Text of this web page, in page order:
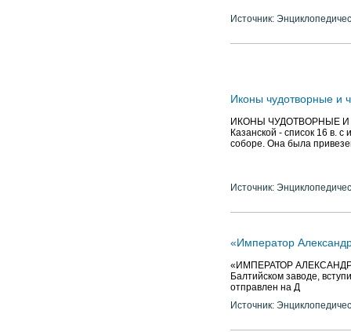
Источник:
Иконы чудотворные и
ИКОНЫ ЧУДОТВОРНЫЕ И
Казанской - список 16 в.
соборе. Она была
Источник:
«Император
«ИМПЕРАТОР АЛЕКСАНДР
Балтийском заводе,
отправлен на Д
Источник: